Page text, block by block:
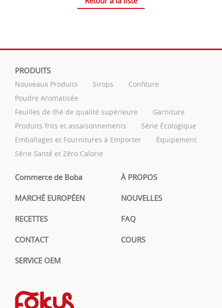
PRODUITS
Nouveaux Produits Sirops
Confiture
Poudre Aromatisée
Feuilles de thé de qualité supérieure
Garniture
Produits frits et assaisonnements
Série Écologique
Emballages et Fournitures à Emporter
Équipement
Série Santé et Zéro Calorie
Commerce de Boba À PROPOS
MARCHÉ EUROPÉEN NOUVELLES
RECETTES FAQ
CONTACT COURS
SERVICE OEM